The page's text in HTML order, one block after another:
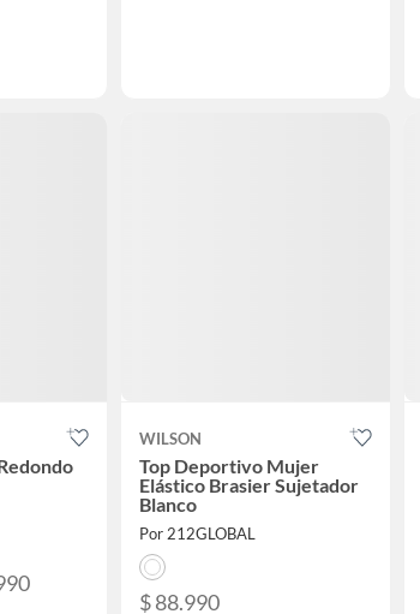
WILSON
Top Deportivo Mujer
Elástico Brasier Sujetador
Blanco
Por 212GLOBAL
$ 88.990